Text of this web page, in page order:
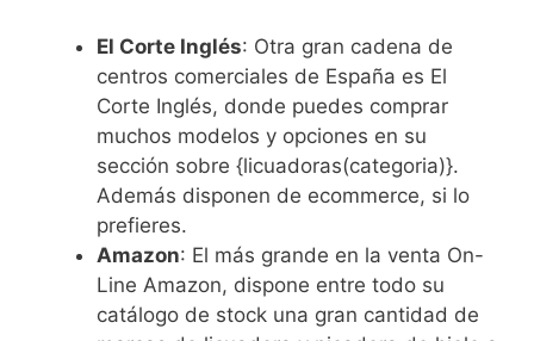
El Corte Inglés: Otra gran cadena de
centros comerciales de España es El
Corte Inglés, donde puedes comprar
muchos modelos y opciones en su
sección sobre {licuadoras(categoria)}.
Además disponen de ecommerce, si lo
prefieres.
Amazon: El más grande en la venta On-
Line Amazon, dispone entre todo su
catálogo de stock una gran cantidad de